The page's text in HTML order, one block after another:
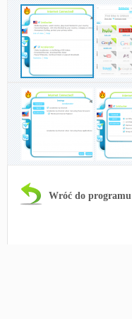
Wróć do programu